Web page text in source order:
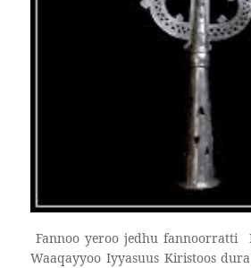
Fannoo yeroo jedhu fannoorratti
Waaqayyoo Iyyasuus Kiristoos